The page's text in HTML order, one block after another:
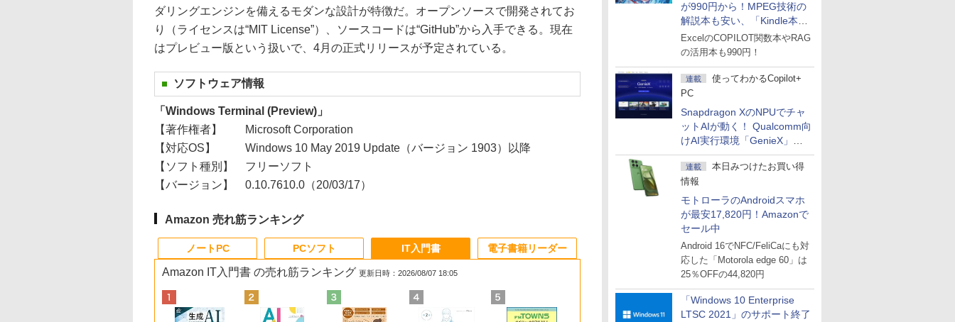
が990円から！MPEG技術の
解説本も安い、「Kindle本サ
マーセール」第2弾開始！
ExcelのCOPILOT関数本やRAG
の活用本も990円！
連載
使ってわかるCopilot+
PC
Snapdragon XのNPUでチャ
ットAIが動く！ Qualcomm向
けAI実行環境「GenieX」を
試してみた
連載
本日みつけたお買い得
情報
モトローラのAndroidスマホ
が最安17,820円！Amazonで
セール中
Android 16でNFC/FeliCaにも対
応した「Motorola edge 60」は
25％OFFの44,820円
「Windows 10 Enterprise
LTSC 2021」のサポート終了
ダリングエンジンを備えるモダンな設計が特徴だ。オープンソースで開発されてお
り（ライセンスは“MIT License”）、ソースコードは“GitHub”から入手できる。現在
はプレビュー版という扱いで、4月の正式リリースが予定されている。
ソフトウェア情報
「Windows Terminal (Preview)」
【著作権者】
Microsoft Corporation
【対応OS】
Windows 10 May 2019 Update（バージョン 1903）以降
【ソフト種別】
フリーソフト
【バージョン】
0.10.7610.0（20/03/17）
Amazon 売れ筋ランキング
ノートPC PCソフト IT入門書
Amazon IT入門書 の売れ筋ランキング 更新日時：2026/08/07 18:05
電子書籍リーダー